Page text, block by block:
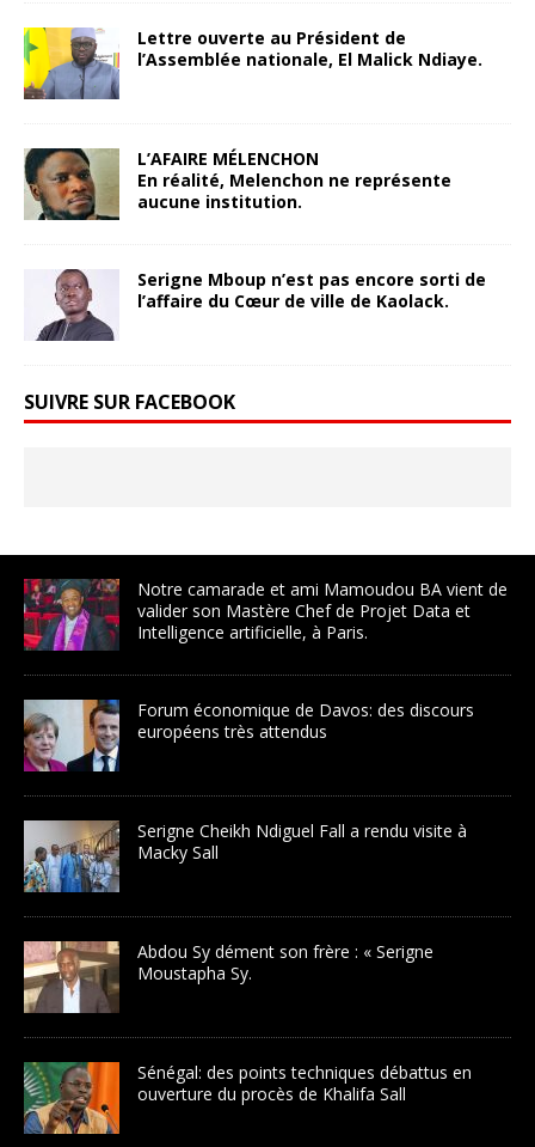
Lettre ouverte au Président de
l’Assemblée nationale, El Malick Ndiaye.
L’AFAIRE MÉLENCHON
En réalité, Melenchon ne représente
aucune institution.
Serigne Mboup n’est pas encore sorti de
l’affaire du Cœur de ville de Kaolack.
SUIVRE SUR FACEBOOK
Notre camarade et ami Mamoudou BA vient de
valider son Mastère Chef de Projet Data et
Intelligence artificielle, à Paris.
Forum économique de Davos: des discours
européens très attendus
Serigne Cheikh Ndiguel Fall a rendu visite à
Macky Sall
Abdou Sy dément son frère : « Serigne
Moustapha Sy.
Sénégal: des points techniques débattus en
ouverture du procès de Khalifa Sall